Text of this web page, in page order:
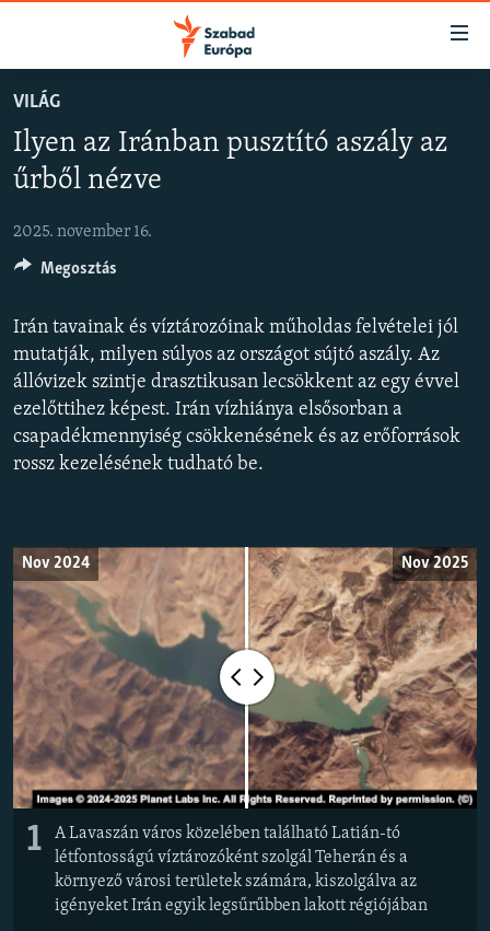
Akadálymentes
Ugrás
oldalra
Ugrás
keresésre
AKTUÁLIS
PODCASTOK
VIDEÓK
ELEMZŐ
NER15
SZABADON
TÁRSADALOM
DEMOKRÁCIA
A PÉNZ NYOMÁBAN
VILÁG
KLÍMAVÁLTOZÁS
A MÚLT TANULSÁGAI
KÖVESSEN MINKET!
Valamennyi RFE/RL weboldal
VILÁG
Ilyen az Iránban pusztító aszály az
űrből nézve
2025. november 16.
Irán tavainak és víztározóinak műholdas felvételei jól
mutatják, milyen súlyos az országot sújtó aszály. Az
állóvizek szintje drasztikusan lecsökkent az egy évvel
ezelőttihez képest. Irán vízhiánya elsősorban a
csapadékmennyiség csökkenésének és az erőforrások
rossz kezelésének tudható be.
Nov 2024 Nov 2025
1
A Lavaszán város közelében található Latián-tó
létfontosságú víztározóként szolgál Teherán és a
környező városi területek számára, kiszolgálva az
igényeket Irán egyik legsűrűbben lakott régiójában
Megosztás
FELIRATKOZÁS
Feliratkozás